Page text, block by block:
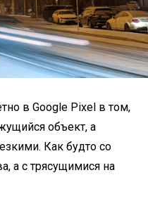
в Google Pixel в том,
объект, а
Как будто со
а с трясущимися на